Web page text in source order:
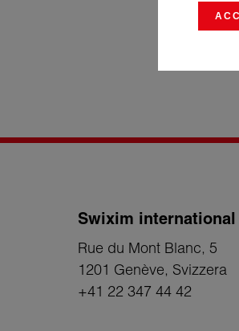
Swixim international
Rue du Mont Blanc, 5
1201 Genève, Svizzera
+41 22 347 44 42